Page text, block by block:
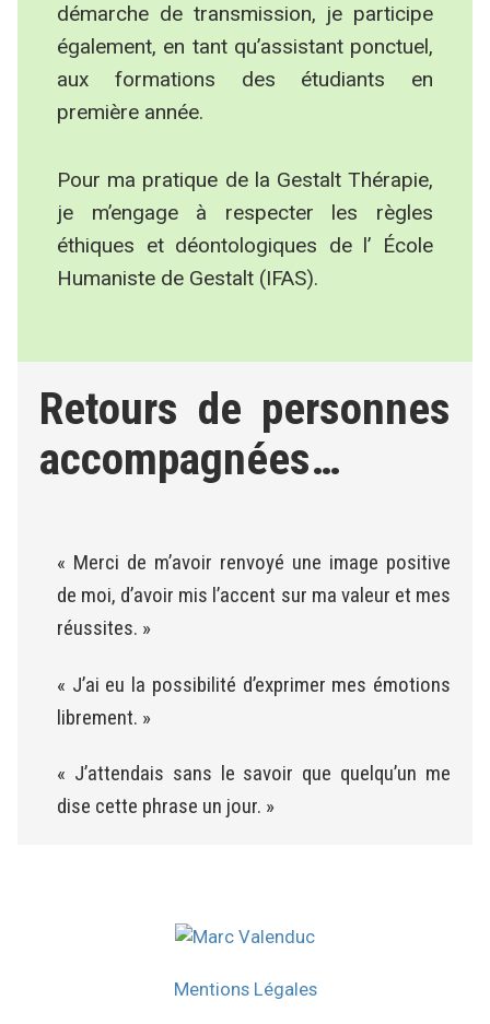
démarche de transmission, je participe
également, en tant qu’assistant ponctuel,
aux formations des étudiants en
première année.
Pour ma pratique de la Gestalt Thérapie,
je m’engage à respecter les règles
éthiques et déontologiques de l’ École
Humaniste de Gestalt (IFAS).
Retours de personnes
accompagnées…
« Merci de m’avoir renvoyé une image positive
de moi, d’avoir mis l’accent sur ma valeur et mes
réussites. »
« J’ai eu la possibilité d’exprimer mes émotions
librement. »
« J’attendais sans le savoir que quelqu’un me
dise cette phrase un jour. »
Mentions Légales